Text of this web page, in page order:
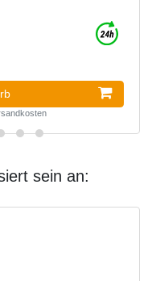
sein an: